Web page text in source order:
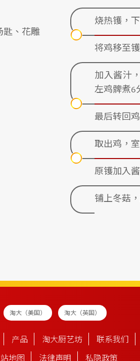
匙、花雕
烧热镬，
将鸡移至
加入酱汁
左鸡髀煮6
最后转回
取出鸡，
原镬加入
铺上冬菇
淘大（美国） 淘大（英国）
产品 淘大厨艺坊 联系我们
地图 法律声明 私隐政策